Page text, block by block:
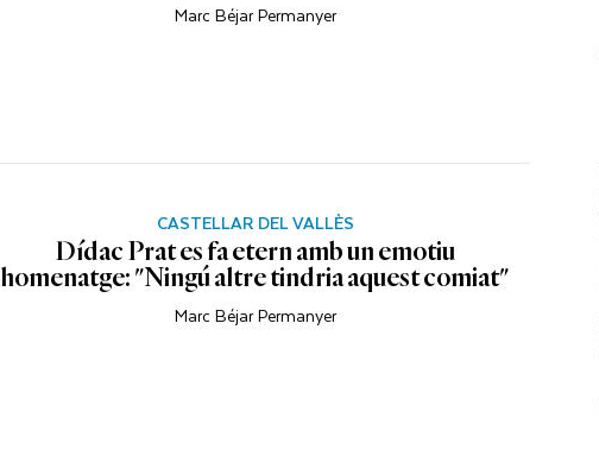
Marc Béjar Permanyer
CASTELLAR DEL VALLÈS
Dídac Prat es fa etern amb un emotiu
homenatge: "Ningú altre tindria aquest comiat"
Marc Béjar Permanyer